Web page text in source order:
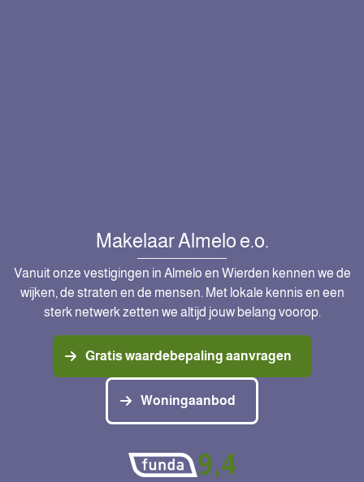
Makelaar Almelo e.o.
Vanuit onze vestigingen in Almelo en Wierden kennen we de
wijken, de straten en de mensen. Met lokale kennis en een
sterk netwerk zetten we altijd jouw belang voorop.
Gratis waardebepaling aanvragen
Woningaanbod
9,4